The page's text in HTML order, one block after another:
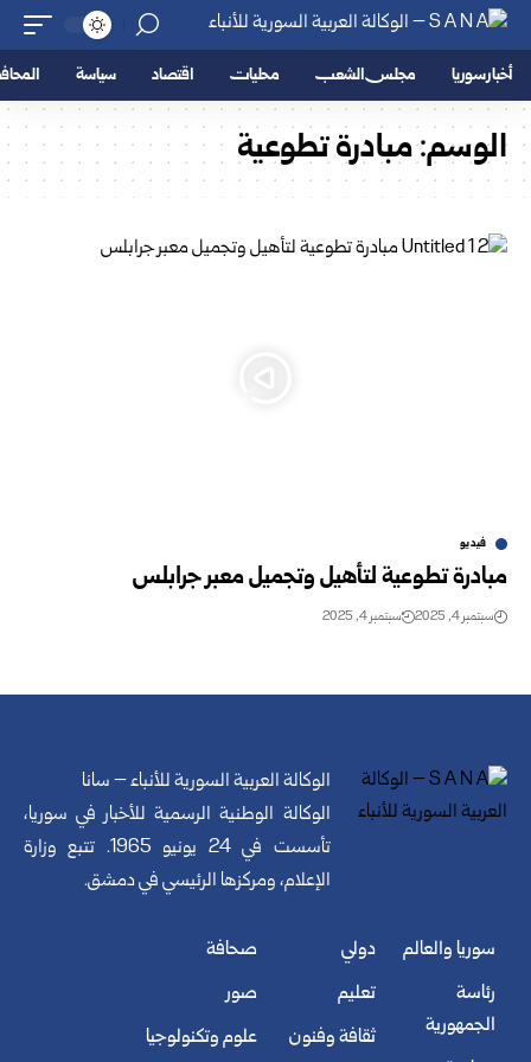
أخبار سوريا مجلس الشعب محليات اقتصاد سياسة
الوسم:مبادرة تطوعية
فيديو
مبادرة تطوعية لتأهيل وتجميل معبر جرابلس
سبتمبر 4, 2025 سبتمبر 4, 2025
الوكالة العربية السورية للأنباء – سانا
الوكالة الوطنية الرسمية للأخبار في سوريا،
تأسست في 24 يونيو 1965. تتبع وزارة
الإعلام، ومركزها الرئيسي في دمشق.
سوريا والعالم
رئاسة
الجمهورية
دولي
تعليم
ثقافة وفنون
صحافة
صور
علوم وتكنولوجيا